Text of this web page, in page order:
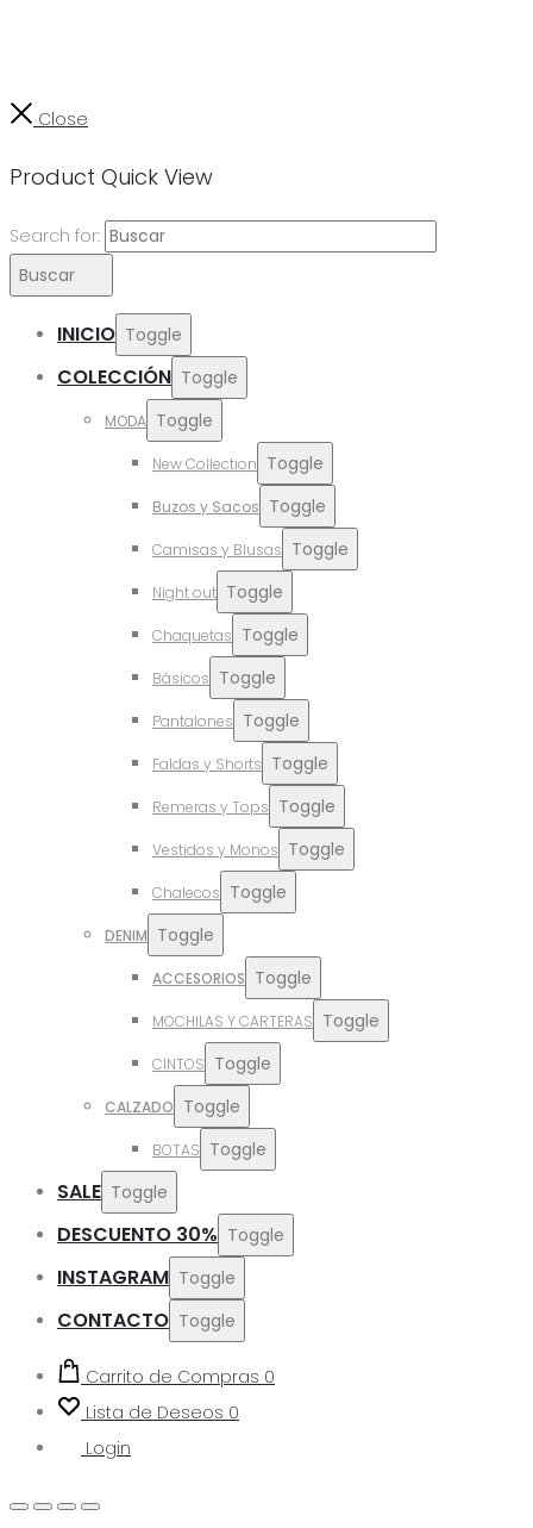
Close
Product Quick View
Search for:
Buscar
INICIO Toggle
COLECCIÓN Toggle
MODA Toggle
New Collection Toggle
Buzos y Sacos Toggle
Camisas y Blusas Toggle
Night out Toggle
Chaquetas Toggle
Básicos Toggle
Pantalones Toggle
Faldas y Shorts Toggle
Remeras y Tops Toggle
Vestidos y Monos Toggle
Chalecos Toggle
DENIM Toggle
ACCESORIOS Toggle
MOCHILAS Y CARTERAS Toggle
CINTOS Toggle
CALZADO Toggle
BOTAS Toggle
SALE Toggle
DESCUENTO 30% Toggle
INSTAGRAM Toggle
CONTACTO Toggle
Carrito de Compras 0
Lista de Deseos 0
Login